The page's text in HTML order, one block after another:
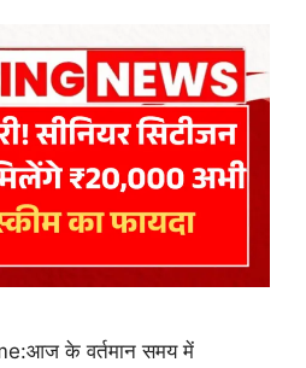
के वर्तमान समय में